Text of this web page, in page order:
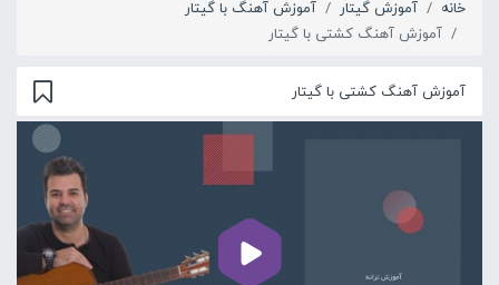
خانه آموزش گیتار
آموزش آهنگ با گیتار
آموزش آهنگ کشتی با گیتار
آموزش آهنگ کشتی با گیتار
00:00